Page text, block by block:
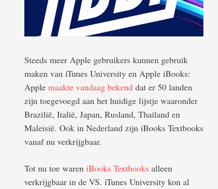
Steeds meer Apple gebruikers kunnen gebruik
maken van iTunes University en Apple iBooks:
Apple maakte vandaag bekend dat er 50 landen
zijn toegevoegd aan het huidige lijstje waaronder
Brazilië, Italië, Japan, Rusland, Thailand en
Maleisië. Ook in Nederland zijn iBooks Textbooks
vanaf nu verkrijgbaar.
Tot nu toe waren iBooks Textbooks alleen
verkrijgbaar in de VS. iTunes University kon al